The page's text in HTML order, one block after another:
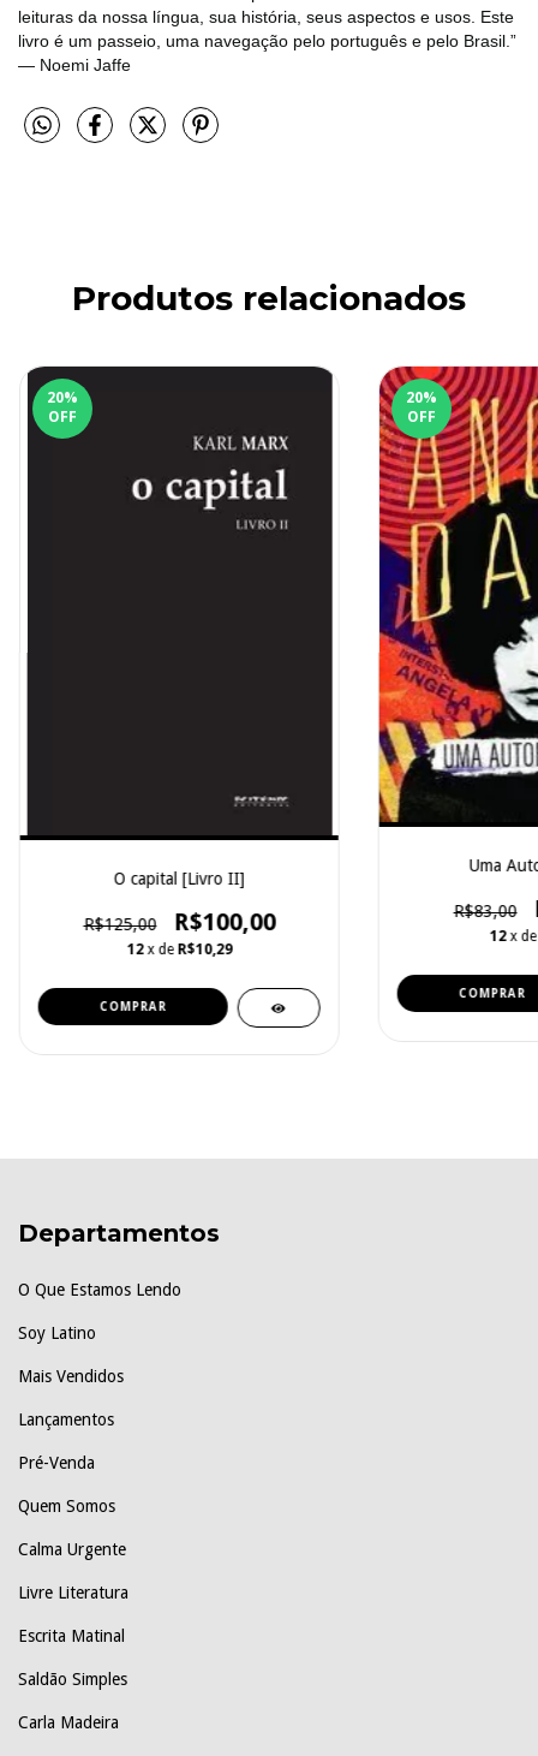
leituras da nossa língua, sua história, seus aspectos e usos. Este
livro é um passeio, uma navegação pelo português e pelo Brasil.”
― Noemi Jaffe
Produtos relacionados
20%
OFF
O capital [Livro II]
R$125,00 R$100,00
12 x de R$10,29
20%
OFF
Uma
R$83,00
12 x
Departamentos
O Que Estamos Lendo
Soy Latino
Mais Vendidos
Lançamentos
Pré-Venda
Quem Somos
Calma Urgente
Livre Literatura
Escrita Matinal
Saldão Simples
Carla Madeira